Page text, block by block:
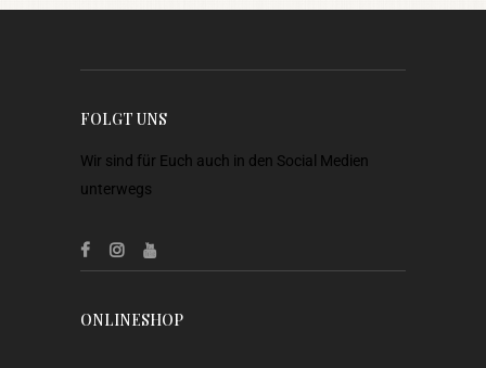
FOLGT UNS
Wir sind für Euch auch in den Social Medien
unterwegs
ONLINESHOP